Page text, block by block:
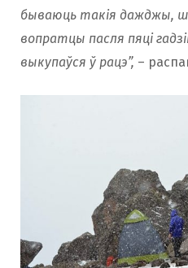
бываюць такія дажджы,
вопратцы пасля пяці
выкупаўся ў рацэ”, –